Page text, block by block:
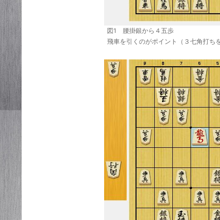
図1 腰掛銀から４五歩
飛車を引くのがポイント（３七角打ち